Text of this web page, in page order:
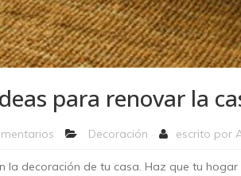
para renovar la
Decoración escrito por
la decoración de tu casa. Haz que tu